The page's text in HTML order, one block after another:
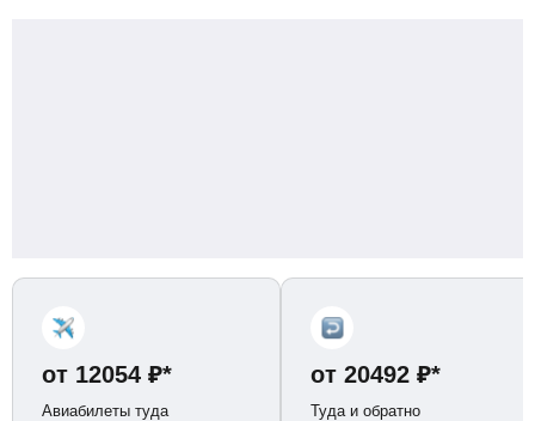
от 12054 ₽*
Авиабилеты туда
от 20492 ₽*
Туда и обратно